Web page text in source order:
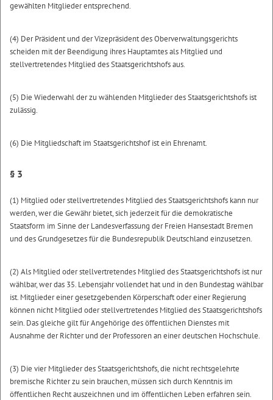
gewählten Mitglieder entsprechend.
(4) Der Präsident und der Vizepräsident des Oberverwaltungsgerichts
scheiden mit der Beendigung ihres Hauptamtes als Mitglied und
stellvertretendes Mitglied des Staatsgerichtshofs aus.
(5) Die Wiederwahl der zu wählenden Mitglieder des Staatsgerichtshofs ist
zulässig.
(6) Die Mitgliedschaft im Staatsgerichtshof ist ein Ehrenamt.
§ 3
(1) Mitglied oder stellvertretendes Mitglied des Staatsgerichtshofs kann nur
werden, wer die Gewähr bietet, sich jederzeit für die demokratische
Staatsform im Sinne der Landesverfassung der Freien Hansestadt Bremen
und des Grundgesetzes für die Bundesrepublik Deutschland einzusetzen.
(2) Als Mitglied oder stellvertretendes Mitglied des Staatsgerichtshofs ist nur
wählbar, wer das 35. Lebensjahr vollendet hat und in den Bundestag wählbar
ist. Mitglieder einer gesetzgebenden Körperschaft oder einer Regierung
können nicht Mitglied oder stellvertretendes Mitglied des Staatsgerichtshofs
sein. Das gleiche gilt für Angehörige des öffentlichen Dienstes mit
Ausnahme der Richter und der Professoren an einer deutschen Hochschule.
(3) Die vier Mitglieder des Staatsgerichtshofs, die nicht rechtsgelehrte
bremische Richter zu sein brauchen, müssen sich durch Kenntnis im
öffentlichen Recht auszeichnen und im öffentlichen Leben erfahren sein.